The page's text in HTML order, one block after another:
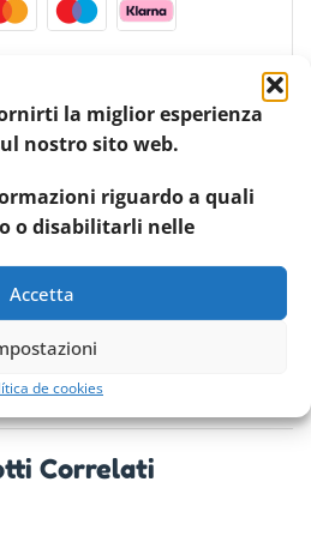
la miglior esperienza
nostro sito web.
riguardo a quali
o disabilitarli nelle
Accetta
de cookies
Correlati